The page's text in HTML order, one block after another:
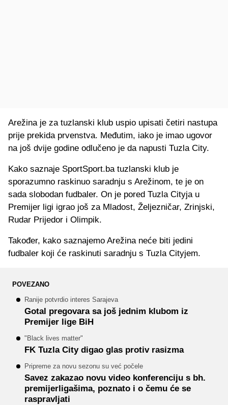
Arežina je za tuzlanski klub uspio upisati četiri nastupa
prije prekida prvenstva. Međutim, iako je imao ugovor
na još dvije godine odlučeno je da napusti Tuzla City.
Kako saznaje SportSport.ba tuzlanski klub je
sporazumno raskinuo saradnju s Arežinom, te je on
sada slobodan fudbaler. On je pored Tuzla Cityja u
Premijer ligi igrao još za Mladost, Željezničar, Zrinjski,
Rudar Prijedor i Olimpik.
Također, kako saznajemo Arežina neće biti jedini
fudbaler koji će raskinuti saradnju s Tuzla Cityjem.
POVEZANO
Ranije potvrdio interes Sarajeva
Gotal pregovara sa još jednim klubom iz
Premijer lige BiH
"Black lives matter"
FK Tuzla City digao glas protiv rasizma
Pripreme za novu sezonu su već počele
Savez zakazao novu video konferenciju s bh.
premijerligašima, poznato i o čemu će se
raspravljati